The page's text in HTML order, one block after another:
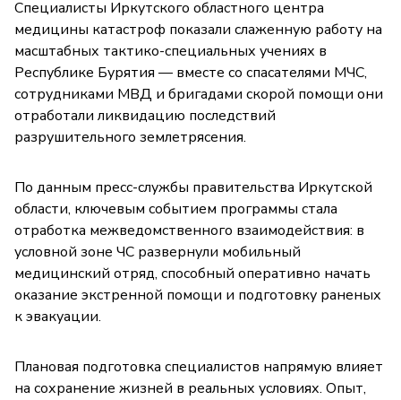
Специалисты Иркутского областного центра
медицины катастроф показали слаженную работу на
масштабных тактико-специальных учениях в
Республике Бурятия — вместе со спасателями МЧС,
сотрудниками МВД и бригадами скорой помощи они
отработали ликвидацию последствий
разрушительного землетрясения.
По данным пресс-службы правительства Иркутской
области, ключевым событием программы стала
отработка межведомственного взаимодействия: в
условной зоне ЧС развернули мобильный
медицинский отряд, способный оперативно начать
оказание экстренной помощи и подготовку раненых
к эвакуации.
Плановая подготовка специалистов напрямую влияет
на сохранение жизней в реальных условиях. Опыт,